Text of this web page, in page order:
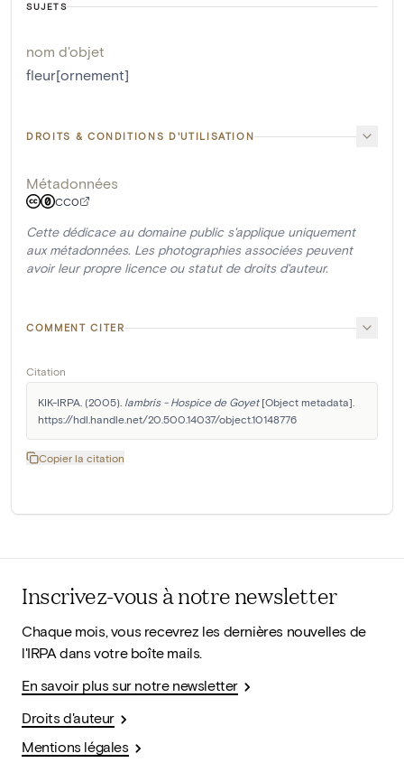
SUJETS
nom d'objet
fleur[ornement]
DROITS & CONDITIONS D'UTILISATION
Métadonnées
CC0
Cette dédicace au domaine public s'applique uniquement
aux métadonnées. Les photographies associées peuvent
avoir leur propre licence ou statut de droits d'auteur.
COMMENT CITER
Citation
KIK-IRPA. (2005). lambris - Hospice de Goyet [Object metadata].
https://hdl.handle.net/20.500.14037/object.10148776
Copier la citation
Inscrivez-vous à notre newsletter
Chaque mois, vous recevrez les dernières nouvelles de
l'IRPA dans votre boîte mails.
En savoir plus sur notre newsletter
Droits d'auteur
Mentions légales